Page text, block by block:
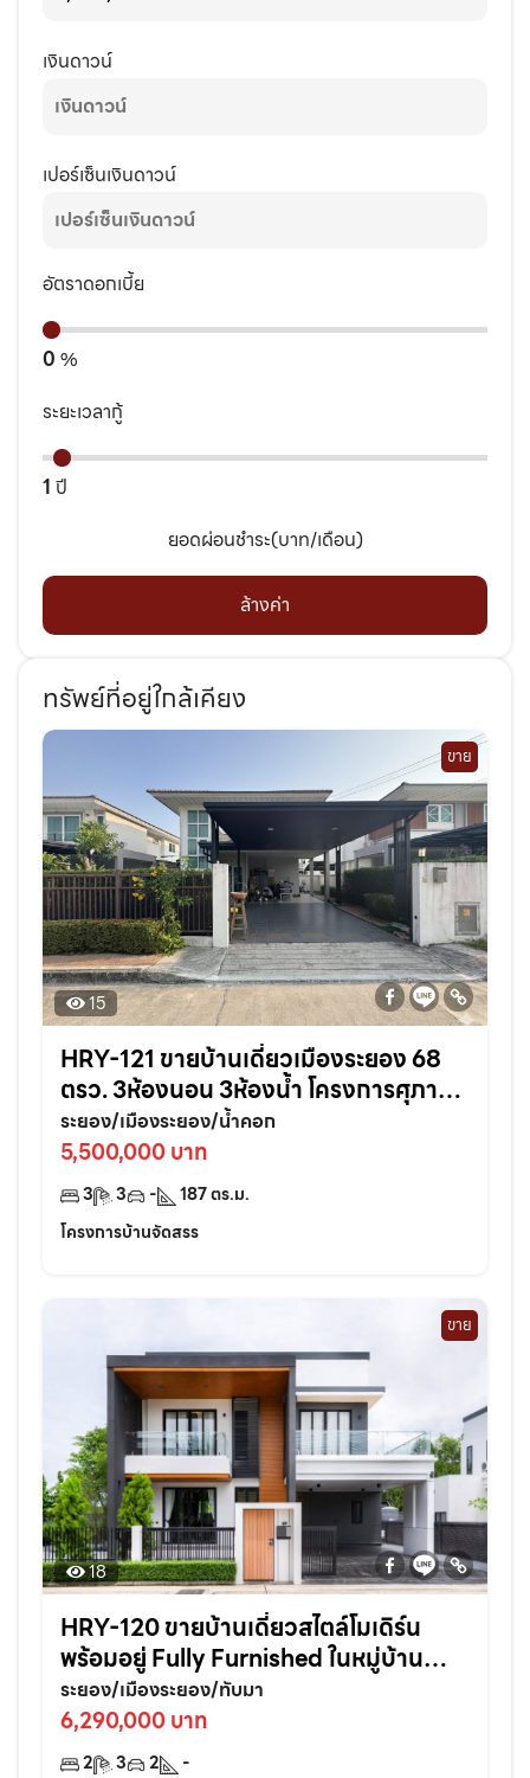
เงินดาวน์
เปอร์เซ็นเงินดาวน์
อัตราดอกเบี้ย
0 %
ระยะเวลากู้
1 ปี
ยอดผ่อนชำระ(บาท/เดือน)
ล้างค่า
ทรัพย์ที่อยู่ใกล้เคียง
ขาย
15
HRY-121 ขายบ้านเดี่ยวเมืองระยอง 68
ตรว. 3ห้องนอน 3ห้องน้ำ โครงการศุภาลัย
การ์เด้นวิลล์ ใกล้เซ็นทรัล3กม. จ.ระยอง
ระยอง/เมืองระยอง/น้ำคอก
5,500,000 บาท
3 3 - 187ตร.ม.
โครงการบ้านจัดสรร
ขาย
18
HRY-120 ขายบ้านเดี่ยวสไตล์โมเดิร์น
พร้อมอยู่ Fully Furnished ในหมู่บ้าน
ไอริช ทับมา หิ้วกระเป๋าเข้าอยู่ได้เลย ครบ
จบในหลังเดียว!
ระยอง/เมืองระยอง/ทับมา
6,290,000 บาท
2 3 2
-